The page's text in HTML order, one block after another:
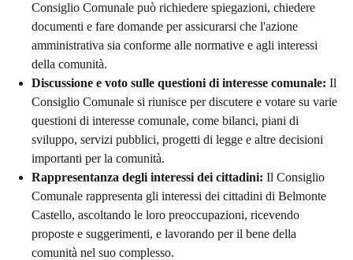
Consiglio Comunale può richiedere spiegazioni, chiedere
documenti e fare domande per assicurarsi che l'azione
amministrativa sia conforme alle normative e agli interessi
della comunità.
Discussione e voto sulle questioni di interesse comunale: Il
Consiglio Comunale si riunisce per discutere e votare su varie
questioni di interesse comunale, come bilanci, piani di
sviluppo, servizi pubblici, progetti di legge e altre decisioni
importanti per la comunità.
Rappresentanza degli interessi dei cittadini: Il Consiglio
Comunale rappresenta gli interessi dei cittadini di Belmonte
Castello, ascoltando le loro preoccupazioni, ricevendo
proposte e suggerimenti, e lavorando per il bene della
comunità nel suo complesso.